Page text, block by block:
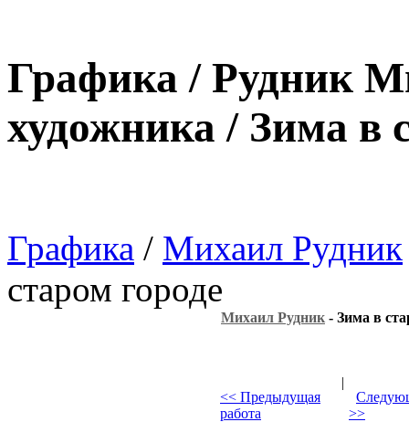
Графика / Рудник
художника / Зима в
Графика / Михаил Рудник
старом городе
Михаил Рудник - Зима в
<< Предыдущая
работа
|
>>